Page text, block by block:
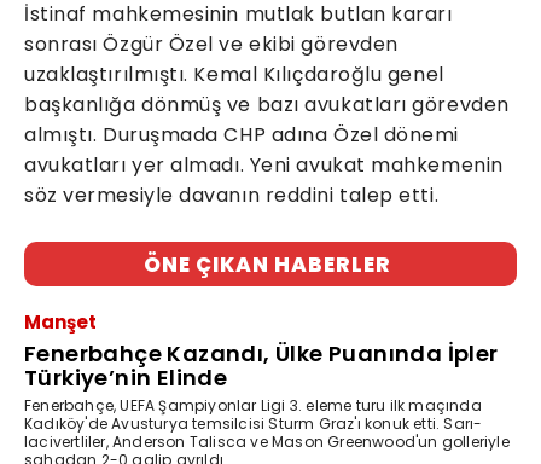
İstinaf mahkemesinin mutlak butlan kararı
sonrası Özgür Özel ve ekibi görevden
uzaklaştırılmıştı. Kemal Kılıçdaroğlu genel
başkanlığa dönmüş ve bazı avukatları görevden
almıştı. Duruşmada CHP adına Özel dönemi
avukatları yer almadı. Yeni avukat mahkemenin
söz vermesiyle davanın reddini talep etti.
ÖNE ÇIKAN HABERLER
Manşet
Fenerbahçe Kazandı, Ülke Puanında İpler
Türkiye’nin Elinde
Fenerbahçe, UEFA Şampiyonlar Ligi 3. eleme turu ilk maçında
Kadıköy'de Avusturya temsilcisi Sturm Graz'ı konuk etti. Sarı-
lacivertliler, Anderson Talisca ve Mason Greenwood'un golleriyle